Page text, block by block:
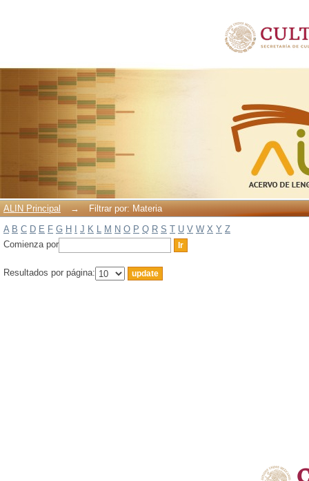
ALIN Principal →
Filtrar por: Materia
A B C D E F G H J K L M N O P Q R S T U V W X Y Z
Comienza por
Resultados por página: